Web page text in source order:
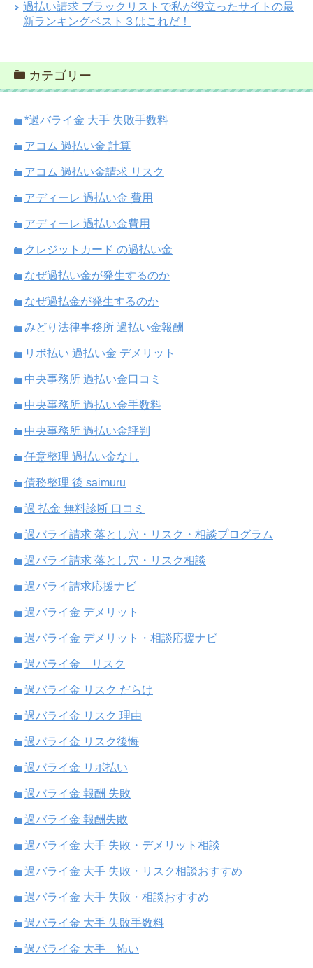
過払い請求 ブラックリストで私が役立ったサイトの最
新ランキングベスト３はこれだ！
カテゴリー
*過バライ金 大手 失敗手数料
アコム 過払い金 計算
アコム 過払い金請求 リスク
アディーレ 過払い金 費用
アディーレ 過払い金費用
クレジットカード の過払い金
なぜ過払い金が発生するのか
なぜ過払金が発生するのか
みどり法律事務所 過払い金報酬
リボ払い 過払い金 デメリット
中央事務所 過払い金口コミ
中央事務所 過払い金手数料
中央事務所 過払い金評判
任意整理 過払い金なし
債務整理 後 saimuru
過 払金 無料診断 口コミ
過バライ請求 落とし穴・リスク・相談プログラム
過バライ請求 落とし穴・リスク相談
過バライ請求応援ナビ
過バライ金 デメリット
過バライ金 デメリット・相談応援ナビ
過バライ金 リスク
過バライ金 リスク だらけ
過バライ金 リスク 理由
過バライ金 リスク後悔
過バライ金 リボ払い
過バライ金 報酬 失敗
過バライ金 報酬失敗
過バライ金 大手 失敗・デメリット相談
過バライ金 大手 失敗・リスク相談おすすめ
過バライ金 大手 失敗・相談おすすめ
過バライ金 大手 失敗手数料
過バライ金 大手 怖い